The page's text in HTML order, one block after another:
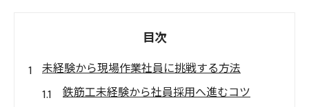
目次
未経験から現場作業社員に挑戦する方法
鉄筋工未経験から社員採用へ進むコツ